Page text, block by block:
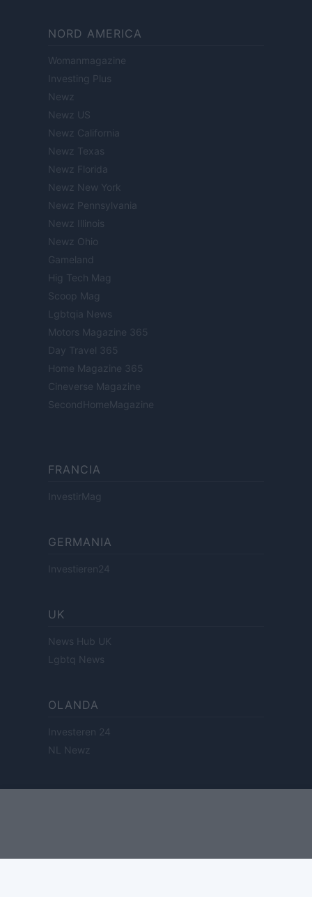
NORD AMERICA
Womanmagazine
Investing Plus
Newz
Newz US
Newz California
Newz Texas
Newz Florida
Newz New York
Newz Pennsylvania
Newz Illinois
Newz Ohio
Gameland
Hig Tech Mag
Scoop Mag
Lgbtqia News
Motors Magazine 365
Day Travel 365
Home Magazine 365
Cineverse Magazine
SecondHomeMagazine
FRANCIA
InvestirMag
GERMANIA
Investieren24
UK
News Hub UK
Lgbtq News
OLANDA
Investeren 24
NL Newz